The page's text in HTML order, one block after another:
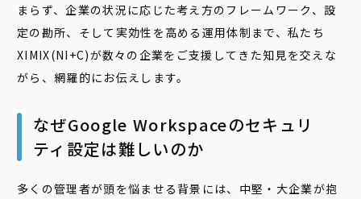
まらず、企業の状況に応じた考え方のフレームワーク、設
定の勘所、そして実効性を高める運用体制まで、私たち
XIMIX(NI+C)が数々の企業をご支援してきた知見を交えな
がら、網羅的にお伝えします。
なぜGoogle Workspaceのセキュリ
ティ設定は難しいのか
多くの管理者が頭を悩ませる背景には、中堅・大企業が抱